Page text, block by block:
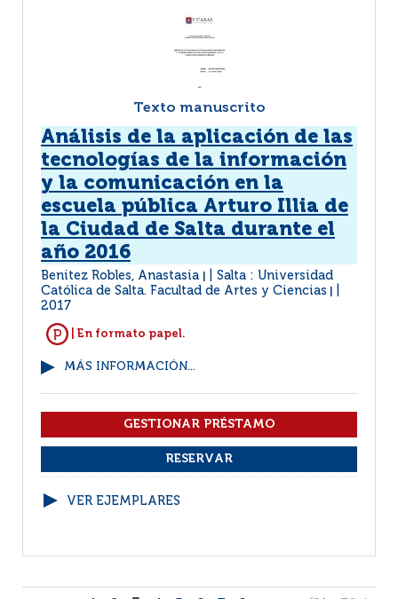
Texto manuscrito
Análisis de la aplicación de las
tecnologías de la información
y la comunicación en la
escuela pública Arturo Illia de
la Ciudad de Salta durante el
año 2016
Benitez Robles, Anastasia
Salta : Universidad
Católica de Salta. Facultad de Artes y Ciencias
2017
| En formato papel.
MÁS INFORMACIÓN...
VER EJEMPLARES